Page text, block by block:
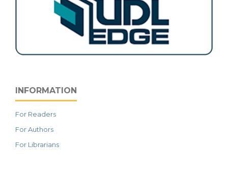
INFORMATION
For Readers
For Authors
For Librarians